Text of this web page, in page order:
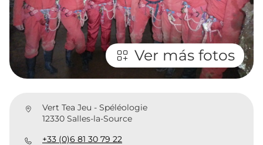
Ver más fotos
Vert Tea Jeu - Spéléologie
12330 Salles-la-Source
+33 (0)6 81 30 79 22